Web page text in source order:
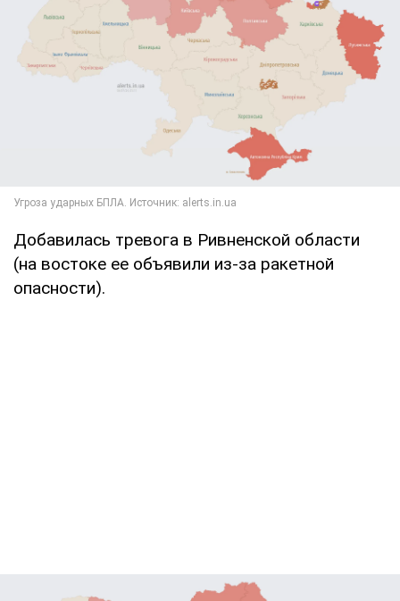
Добавилась тревога в Ривненской области
(на востоке ее объявили из-за ракетной
опасности).